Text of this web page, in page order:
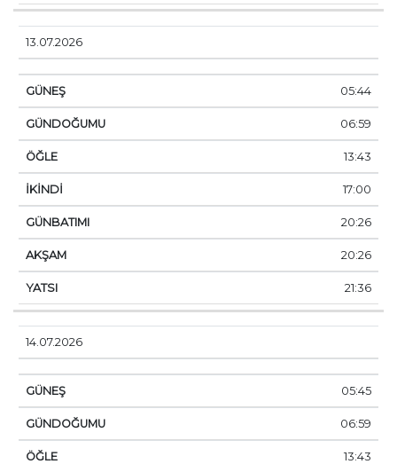
13.07.2026
05:44
06:59
13:43
17:00
20:26
20:26
21:36
14.07.2026
05:45
06:59
13:43